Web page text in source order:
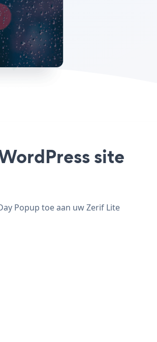
site
Popup toe aan uw Zerif Lite